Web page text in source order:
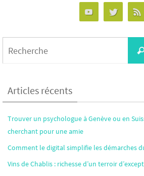
Articles récents
Trouver un psychologue à Genève ou en
cherchant pour une amie
Comment le digital simplifie les démarches
Vins de Chablis : richesse d’un terroir